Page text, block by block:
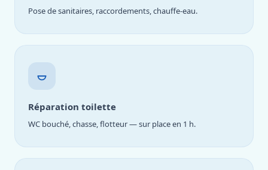
Pose de sanitaires, raccordements, chauffe-eau.
Réparation toilette
WC bouché, chasse, flotteur — sur place en 1 h.